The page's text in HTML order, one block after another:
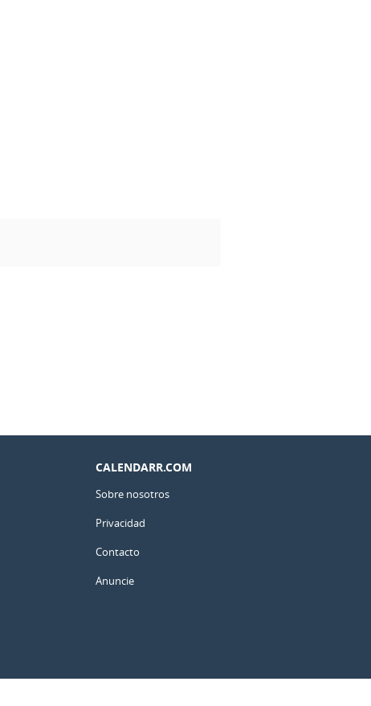
CALENDARR.COM
Sobre nosotros
Privacidad
Contacto
Anuncie